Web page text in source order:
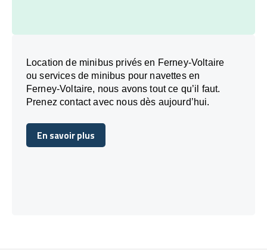
Location de minibus privés en Ferney-Voltaire
ou services de minibus pour navettes en
Ferney-Voltaire, nous avons tout ce qu’il faut.
Prenez contact avec nous dès aujourd’hui.
En savoir plus
En savoir plus